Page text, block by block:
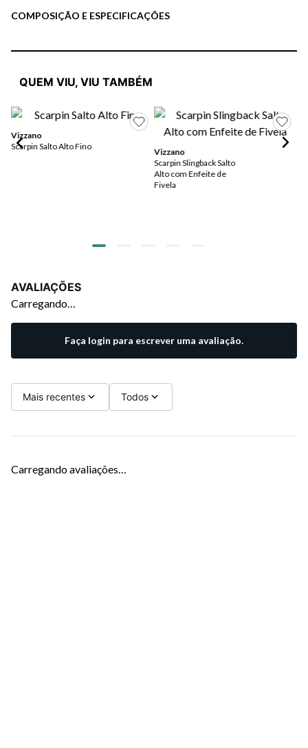
COMPOSIÇÃO E ESPECIFICAÇÕES
QUEM VIU, VIU TAMBÉM
Vizzano
Scarpin Salto Alto Fino
Vizzano
Scarpin Slingback Salto
Alto com Enfeite de
Fivela
AVALIAÇÕES
Carregando…
Faça login para escrever uma avaliação.
Mais recentes Todos
Carregando avaliações…